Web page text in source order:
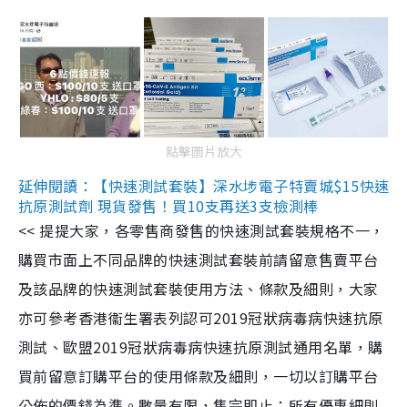
點擊圖片放大
延伸閱讀：【快速測試套裝】深水埗電子特賣城$15快速
抗原測試劑 現貨發售！買10支再送3支檢測棒
<< 提提大家，各零售商發售的快速測試套裝規格不一，
購買市面上不同品牌的快速測試套裝前請留意售賣平台
及該品牌的快速測試套裝使用方法、條款及細則，大家
亦可參考香港衞生署表列認可2019冠狀病毒病快速抗原
測試、歐盟2019冠狀病毒病快速抗原測試通用名單，購
買前留意訂購平台的使用條款及細則，一切以訂購平台